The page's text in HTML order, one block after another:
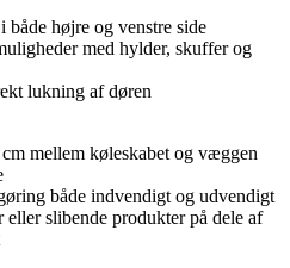
både højre og venstre side
med hylder, skuffer og
lukning af døren
mellem køleskabet og væggen
både indvendigt og udvendigt
slibende produkter på dele af